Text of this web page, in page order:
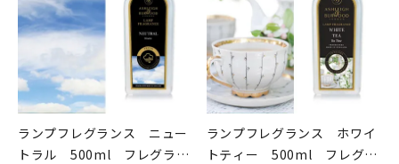
ランプフレグランス ニュー
トラル 500ml フレグラン
ランプフレグランス ホワイ
トティー 500ml フレグラ